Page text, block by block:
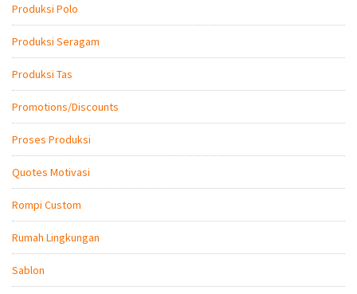
Produksi Polo
Produksi Seragam
Produksi Tas
Promotions/Discounts
Proses Produksi
Quotes Motivasi
Rompi Custom
Rumah Lingkungan
Sablon